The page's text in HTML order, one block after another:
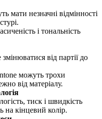
мати незначні відмінності
і тональність
від партії до
можуть трохи
від матеріалу.
тиск і швидкість
на кінцевий колір.